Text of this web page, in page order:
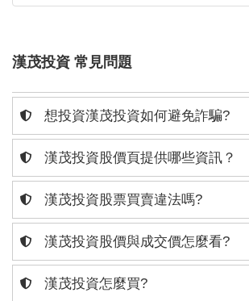
漢茂投資 常見問題
想投資漢茂投資如何避免詐騙?
漢茂投資股價頁提供哪些資訊？
漢茂投資股票買賣違法嗎?
漢茂投資股價與成交價怎麼看?
漢茂投資怎麼買?